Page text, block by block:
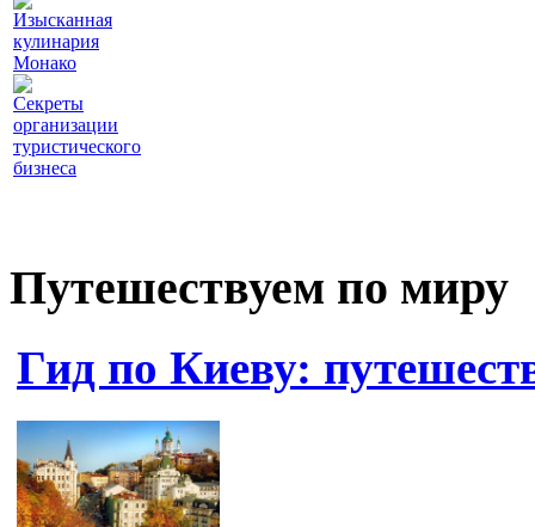
Изысканная
кулинария
Монако
Секреты
организации
туристического
бизнеса
Путешествуем по миру
Гид по Киеву: